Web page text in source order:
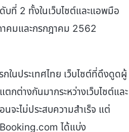
ที่ 2 ทั้งในเว็บไซต์และแอพมือ
คมและกรกฎาคม 2562
ในประเทศไทย เว็บไซต์ที่ดึงดูดผู้
กต่างกันมากระหว่างเว็บไซต์และ
ะไม่ประสบความสำเร็จ แต่
Booking.com ได้แบ่ง